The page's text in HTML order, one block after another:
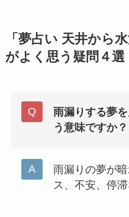
「夢占い 天井から
がよく思う疑問４選
雨漏りする夢
う意味ですか？
雨漏りの夢が
ス、不安、停滞